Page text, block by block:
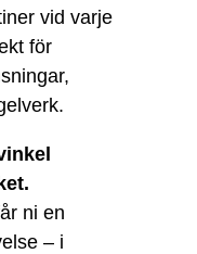
vid varje
för
ni en
– i